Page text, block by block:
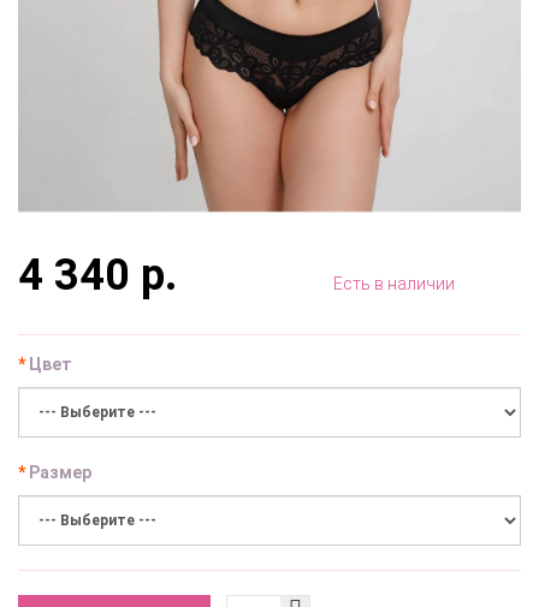
4 340 р. Есть в наличии
Цвет
Размер